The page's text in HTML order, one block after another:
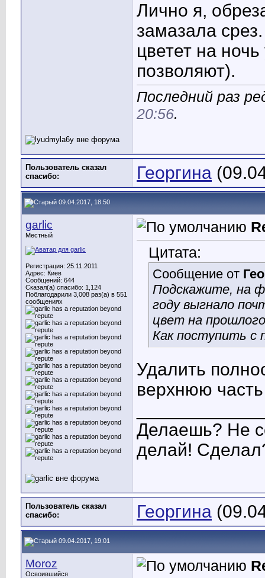
Лично я,
замазала
цветет на
позволяют).
Последний раз
20:56.
Пользователь сказал
cпасибо:
Георгина
09.04.2017, 18:50
garlic
Местный
Регистрация: 25.11.2011
Адрес: Киев
Сообщений: 644
Сказал(а) спасибо: 1,124
Поблагодарили 3,008 раз(а) в 551
сообщениях
Цитата:
Сообщение от
Подскажите, на
году выгнало
цвет на
Как поступить с
Удалить
верхнюю
Делаешь? Не
делай!
Пользователь сказал
cпасибо:
Георгина
09.04.2017, 19:01
Moroz
Освоившийся